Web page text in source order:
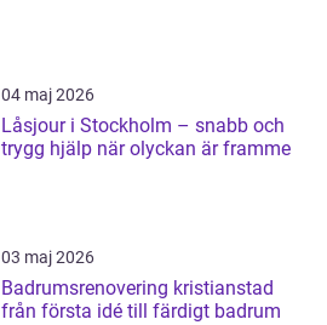
04 maj 2026
Låsjour i Stockholm – snabb och
trygg hjälp när olyckan är framme
03 maj 2026
Badrumsrenovering kristianstad
från första idé till färdigt badrum